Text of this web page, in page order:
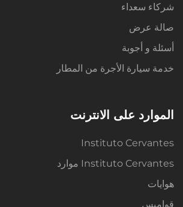
شركاء سعداء
صالة عرض
أسئلة و أجوبة
خدمة سيارة الأجرة من المطار
الموارد على الانترنت
Instituto Cervantes
Instituto Cervantes موارد
هوايات
قواميس